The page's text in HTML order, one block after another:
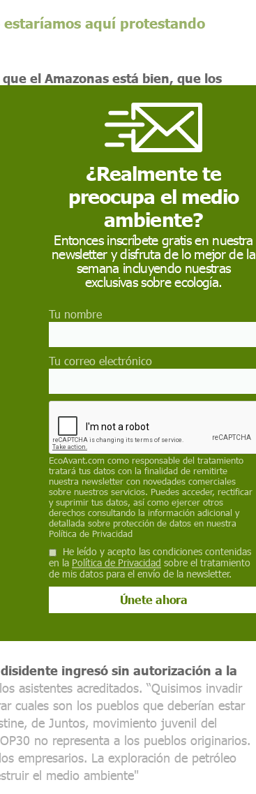
aquí protestando
el Amazonas está bien, que los
y activista Nato Tupinambá
según ha recogido el diario brasileño
y miembros de la sociedad civil
pela Saúde e Climaen Belém. La marcha
y recorrió 1,5 km entre la Embajada del
las negociaciones oficiales de la
Movimiento Médicos por el Climaen
Amazónico, una organización que
de la selva y la biodiversidad amazónica
ingresó sin autorización a la
asistentes acreditados. “Quisimos invadir
cuales son los pueblos que deberían estar
de Juntos, movimiento juvenil del
no representa a los pueblos originarios.
empresarios. La exploración de petróleo
el medio ambiente"
¿Realmente te
preocupa el medio
ambiente?
Entonces inscríbete gratis en nuestra
newsletter y disfruta de lo mejor de la
semana incluyendo nuestras
exclusivas sobre ecología.
Tu nombre
Tu correo electrónico
EcoAvant.com como responsable del tratamiento
tratará tus datos con la finalidad de remitirte
nuestra newsletter con novedades comerciales
sobre nuestros servicios. Puedes acceder, rectificar
y suprimir tus datos, así como ejercer otros
derechos consultando la información adicional y
detallada sobre protección de datos en nuestra
Política de Privacidad
He leído y acepto las condiciones contenidas
en la Política de Privacidad sobre el tratamiento
de mis datos para el envío de la newsletter.